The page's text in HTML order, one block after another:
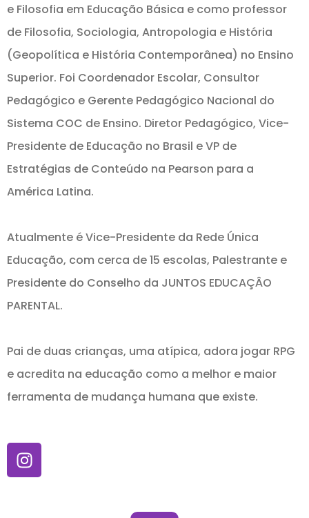
e Filosofia em Educação Básica e como professor
de Filosofia, Sociologia, Antropologia e História
(Geopolítica e História Contemporânea) no Ensino
Superior. Foi Coordenador Escolar, Consultor
Pedagógico e Gerente Pedagógico Nacional do
Sistema COC de Ensino. Diretor Pedagógico, Vice-
Presidente de Educação no Brasil e VP de
Estratégias de Conteúdo na Pearson para a
América Latina.
Atualmente é Vice-Presidente da Rede Única
Educação, com cerca de 15 escolas, Palestrante e
Presidente do Conselho da JUNTOS EDUCAÇÂO
PARENTAL.
Pai de duas crianças, uma atípica, adora jogar RPG
e acredita na educação como a melhor e maior
ferramenta de mudança humana que existe.